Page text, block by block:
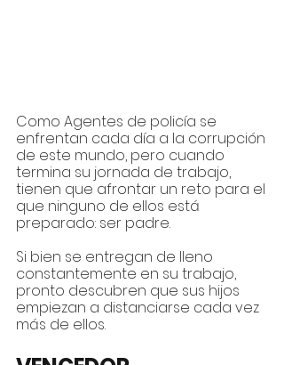
Como Agentes de policía se
enfrentan cada día a la corrupción
de este mundo, pero cuando
termina su jornada de trabajo,
tienen que afrontar un reto para el
que ninguno de ellos está
preparado: ser padre.
Si bien se entregan de lleno
constantemente en su trabajo,
pronto descubren que sus hijos
empiezan a distanciarse cada vez
más de ellos.